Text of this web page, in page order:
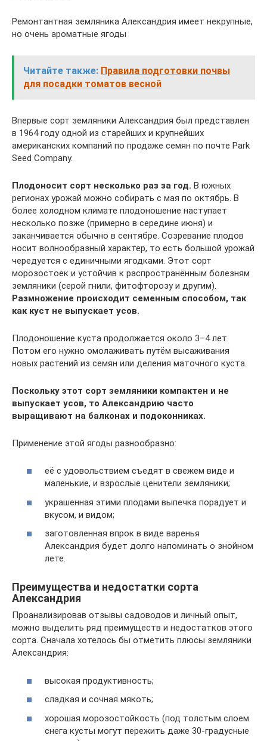
Ремонтантная земляника Александрия имеет некрупные,
но очень ароматные ягоды
Читайте также: Правила подготовки почвы
для посадки томатов весной
Впервые сорт земляники Александрия был представлен
в 1964 году одной из старейших и крупнейших
американских компаний по продаже семян по почте Park
Seed Company.
Плодоносит сорт несколько раз за год. В южных
регионах урожай можно собирать с мая по октябрь. В
более холодном климате плодоношение наступает
несколько позже (примерно в середине июня) и
заканчивается обычно в сентябре. Созревание плодов
носит волнообразный характер, то есть большой урожай
чередуется с единичными ягодками. Этот сорт
морозостоек и устойчив к распространённым болезням
земляники (серой гнили, фитофторозу и другим).
Размножение происходит семенным способом, так
как куст не выпускает усов.
Плодоношение куста продолжается около 3–4 лет.
Потом его нужно омолаживать путём высаживания
новых растений из семян или деления маточного куста.
Поскольку этот сорт земляники компактен и не
выпускает усов, то Александрию часто
выращивают на балконах и подоконниках.
Применение этой ягоды разнообразно:
её с удовольствием съедят в свежем виде и
маленькие, и взрослые ценители земляники;
украшенная этими плодами выпечка порадует и
вкусом, и видом;
заготовленная впрок в виде варенья
Александрия будет долго напоминать о знойном
лете.
Преимущества и недостатки сорта
Александрия
Проанализировав отзывы садоводов и личный опыт,
можно выделить ряд преимуществ и недостатков этого
сорта. Сначала хотелось бы отметить плюсы земляники
Александрия:
высокая продуктивность;
сладкая и сочная мякоть;
хорошая морозостойкость (под толстым слоем
снега кусты могут пережить даже 30-градусные